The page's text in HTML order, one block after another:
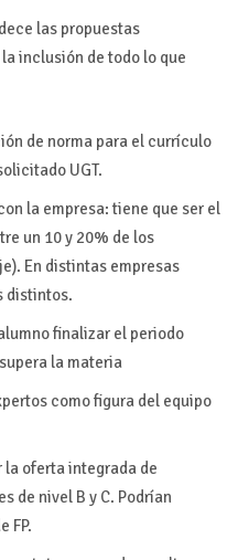
las propuestas
inclusión de todo lo que
de norma para el currículo
UGT.
la empresa: tiene que ser el
un 10 y 20% de los
En distintas empresas
distintos.
finalizar el periodo
la materia
como figura del equipo
la oferta integrada de
de nivel B y C. Podrían
FP.